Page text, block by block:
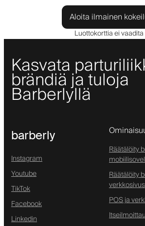
Aloita ilmainen
Luottokorttia ei vaadita
Kasvata
brändiä ja tuloja
Barberlyllä
barberly
Instagram
Youtube
TikTok
Facebook
Linkedin
Räätälöity
Räätälöity
POS ja